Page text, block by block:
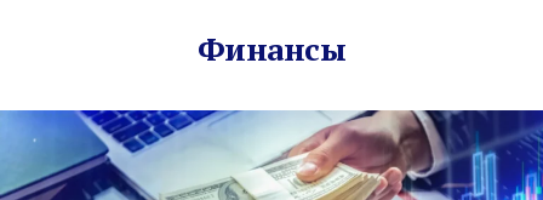
Финансы